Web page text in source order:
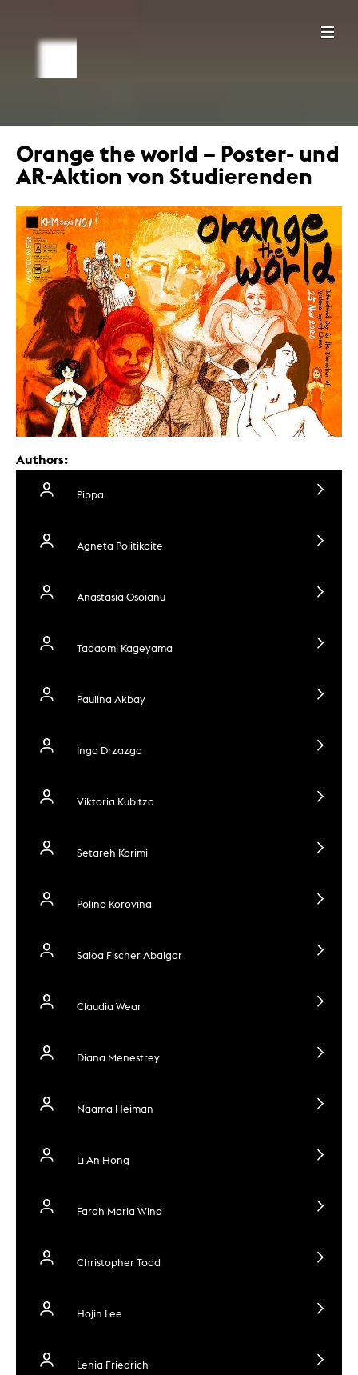
Orange the world – Poster- und
AR-Aktion von Studierenden
Authors:
Pippa
Agneta Politikaite
Anastasia Osoianu
Tadaomi Kageyama
Paulina Akbay
Inga Drzazga
Viktoria Kubitza
Setareh Karimi
Polina Korovina
Saioa Fischer Abaigar
Claudia Wear
Diana Menestrey
Naama Heiman
Li-An Hong
Farah Maria Wind
Christopher Todd
Hojin Lee
Lenia Friedrich